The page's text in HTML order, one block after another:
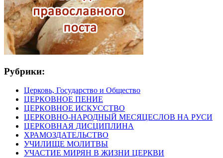
Рубрики:
Церковь, Государство и Общество
ЦЕРКОВНОЕ ПЕНИЕ
ЦЕРКОВНОЕ ИСКУССТВО
ЦЕРКОВНО-НАРОДНЫЙ МЕСЯЦЕСЛОВ НА РУСИ
ЦЕРКОВНАЯ ДИСЦИПЛИНА
ХРАМОЗДАТЕЛЬСТВО
УЧИЛИЩЕ МОЛИТВЫ
УЧАСТИЕ МИРЯН В ЖИЗНИ ЦЕРКВИ